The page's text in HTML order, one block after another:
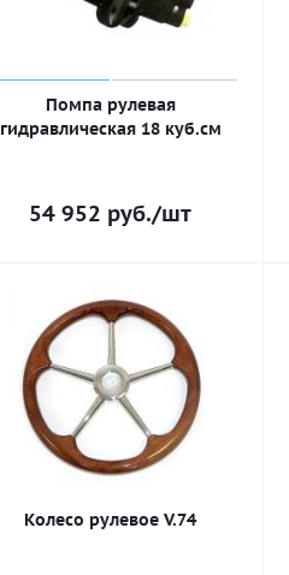
Помпа рулевая
гидравлическая 18 куб.см
54 952 руб./шт
Колесо рулевое V.74